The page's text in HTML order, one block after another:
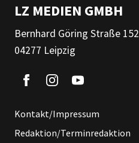
LZ MEDIEN GMBH
Bernhard Göring Straße 152
04277 Leipzig
Kontakt/Impressum
Redaktion/Terminredaktion